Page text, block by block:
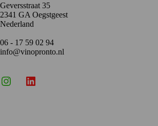
Geversstraat 35
2341 GA Oegstgeest
Nederland
06 - 17 59 02 94
info@vinopronto.nl
InstagramLinkedIn